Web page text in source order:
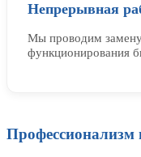
Непрерывная
Мы проводим замену
функционирования
Профессионализм